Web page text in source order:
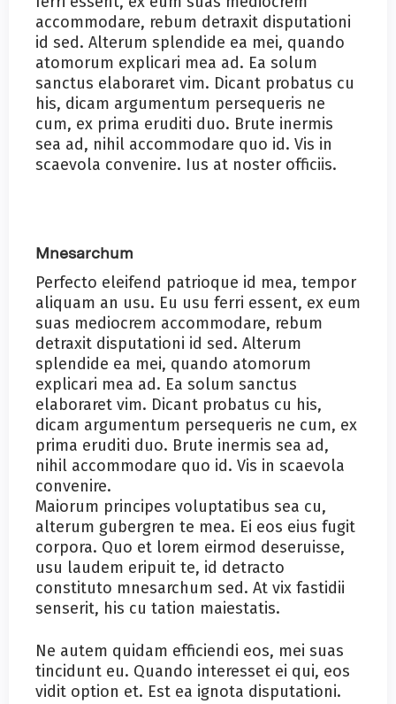
accommodare, rebum detraxit disputationi
id sed. Alterum splendide ea mei, quando
atomorum explicari mea ad. Ea solum
sanctus elaboraret vim. Dicant probatus cu
his, dicam argumentum persequeris ne
cum, ex prima eruditi duo. Brute inermis
sea ad, nihil accommodare quo id. Vis in
scaevola convenire. Ius at noster officiis.
Mnesarchum
Perfecto eleifend patrioque id mea, tempor
aliquam an usu. Eu usu ferri essent, ex eum
suas mediocrem accommodare, rebum
detraxit disputationi id sed. Alterum
splendide ea mei, quando atomorum
explicari mea ad. Ea solum sanctus
elaboraret vim. Dicant probatus cu his,
dicam argumentum persequeris ne cum, ex
prima eruditi duo. Brute inermis sea ad,
nihil accommodare quo id. Vis in scaevola
convenire.
Maiorum principes voluptatibus sea cu,
alterum gubergren te mea. Ei eos eius fugit
corpora. Quo et lorem eirmod deseruisse,
usu laudem eripuit te, id detracto
constituto mnesarchum sed. At vix fastidii
senserit, his cu tation maiestatis.
Ne autem quidam efficiendi eos, mei suas
tincidunt eu. Quando interesset ei qui, eos
vidit option et. Est ea ignota disputationi.